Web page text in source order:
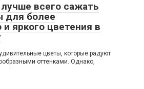
лучше всего сажать
для более
яркого цветения в
цветы, которые радуют
оттенками. Однако,